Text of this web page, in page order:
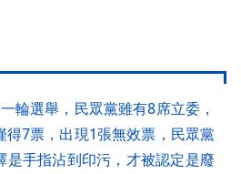
輪選舉，民眾黨雖有8席立委，
得7票，出現1張無效票，民眾黨
是手指沾到印污，才被認定是廢